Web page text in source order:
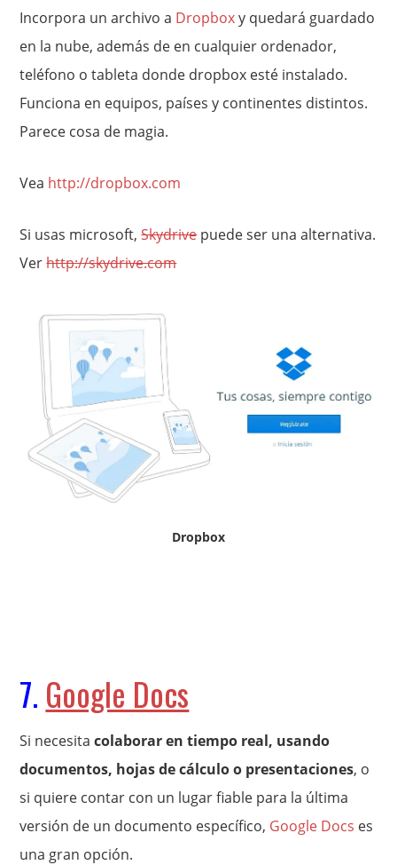
Incorpora un archivo a Dropboxy quedará guardado
en la nube, además de en cualquier ordenador,
teléfono o tableta donde dropbox esté instalado.
Funciona en equipos, países y continentes distintos.
Parece cosa de magia.
Vea http://dropbox.com
Si usas microsoft,Skydrivepuede ser una alternativa.
Verhttp://skydrive.com
Dropbox
7. Google Docs
Si necesitacolaborar en tiempo real, usando
documentos, hojas de cálculo o presentaciones, o
si quiere contar con un lugar fiable para la última
versión de un documento específico, Google Docs es
una gran opción.